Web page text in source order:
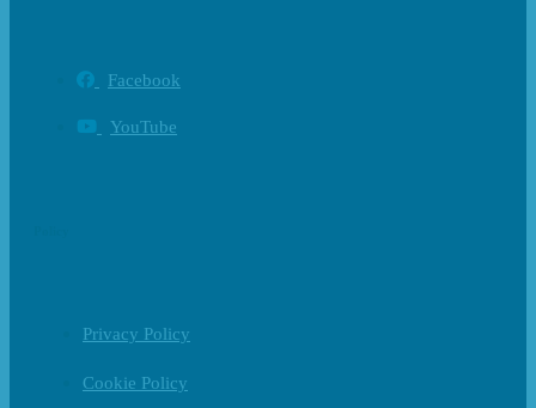
Facebook
YouTube
Privacy Policy
Cookie Policy